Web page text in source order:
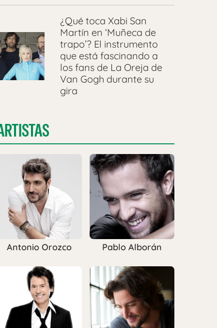
¿Qué toca Xabi San
Martín en ‘Muñeca de
trapo’? El instrumento
que está fascinando a
los fans de La Oreja de
Van Gogh durante su
gira
Antonio Orozco Pablo Alborán